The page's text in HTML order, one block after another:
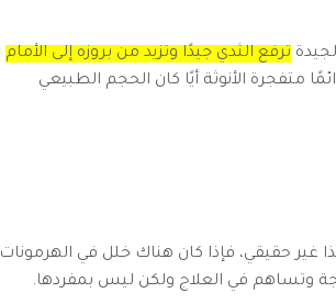
ترفع الثدي جيدًا وتزيد من بروزه إلى الأمام
متفجرة الأنوثة أيًا كان الحجم الطبيعي
غير حقيقي، فإذا كان هناك خلل في الهرمونات
وتساهم في العلاج ولكن ليس بمفردها.